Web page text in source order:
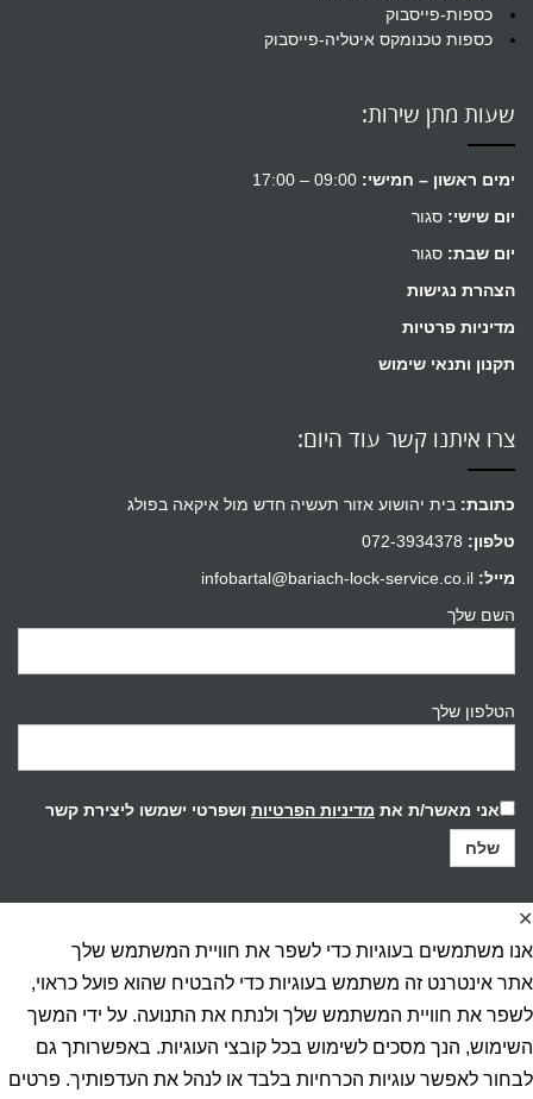
כספות-פייסבוק
כספות טכנומקס איטליה-פייסבוק
שעות מתן שירות:
ימים ראשון – חמישי:
יום שישי: סגור
יום שבת: סגור
הצהרת נגישות
מדיניות פרטיות
תקנון ותנאי שימוש
צרו איתנו קשר עוד היום:
כתובת: בית יהושוע אזור תעשיה חדש מול איקאה בפולג
טלפון: 072-3934378
מייל:
השם שלך
הטלפון שלך
אני מאשר/ת את מדיניות הפרטיות ושפרטי ישמשו ליצירת קשר
✕
אנו משתמשים בעוגיות כדי לשפר את חוויית המשתמש שלך
אתר אינטרנט זה משתמש בעוגיות כדי להבטיח שהוא פועל כראוי,
לשפר את חוויית המשתמש שלך ולנתח את התנועה. על ידי המשך
השימוש, הנך מסכים לשימוש בכל קובצי העוגיות. באפשרותך גם
לבחור לאפשר עוגיות הכרחיות בלבד או לנהל את העדפותיך. פרטים